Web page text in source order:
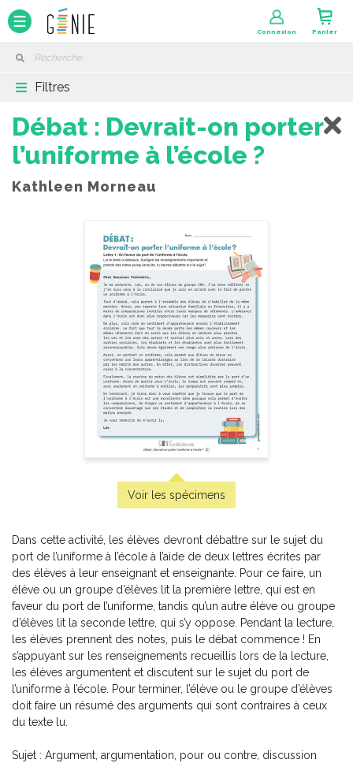
Connexion Panier
Filtres
Pratique de l'épreuve ministérielle de mathématique de
la fin du 3e cycle du primaire
6,99 $-PDF
Pratique de l'épreuve ministérielle de français de la fin du
2e cycle du primaire – 2
Débat : Devrait-on porter
l’uniforme à l’école ?
Kathleen Morneau
Voir les spécimens
Dans cette activité, les élèves devront débattre sur le sujet du
port de l’uniforme à l’école à l’aide de deux lettres écrites par
des élèves à leur enseignant et enseignante. Pour ce faire, un
élève ou un groupe d’élèves lit la première lettre, qui est en
faveur du port de l’uniforme, tandis qu’un autre élève ou groupe
d’élèves lit la seconde lettre, qui s’y oppose. Pendant la lecture,
les élèves prennent des notes, puis le débat commence ! En
s’appuyant sur les renseignements recueillis lors de la lecture,
les élèves argumentent et discutent sur le sujet du port de
l’uniforme à l’école. Pour terminer, l’élève ou le groupe d’élèves
doit faire un résumé des arguments qui sont contraires à ceux
du texte lu.
Sujet : Argument, argumentation, pour ou contre, discussion
Panneau de gestion des cookies